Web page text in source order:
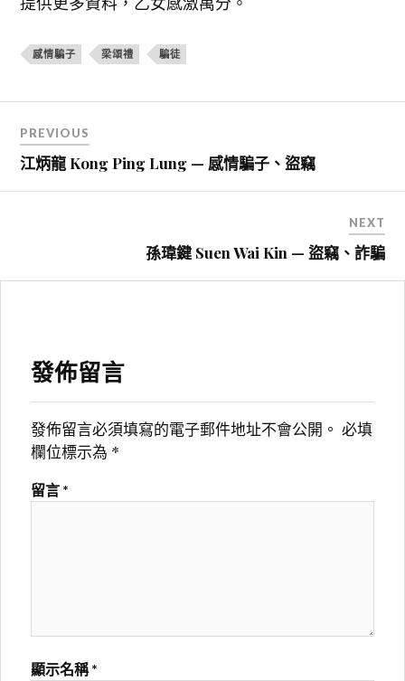
感情騙子 梁頌禮 騙徒
章
導
PREVIOUS
江炳龍 Kong Ping Lung — 感情騙子、盜竊
NEXT
孫瑋鍵 Suen Wai Kin — 盜竊、詐騙
發佈留言
發佈留言必須填寫的電子郵件地址不會公開。 必填
欄位標示為 *
留言 *
顯示名稱*